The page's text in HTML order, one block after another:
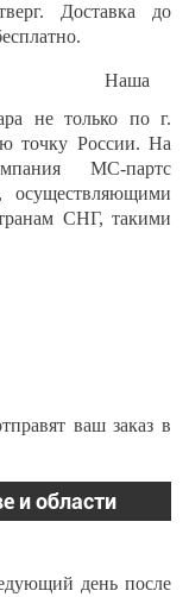
Доставка до
Наша
не только по г.
точку России. На
МС-партс
осуществляющими
СНГ, такими
ваш заказ в
и области
день после